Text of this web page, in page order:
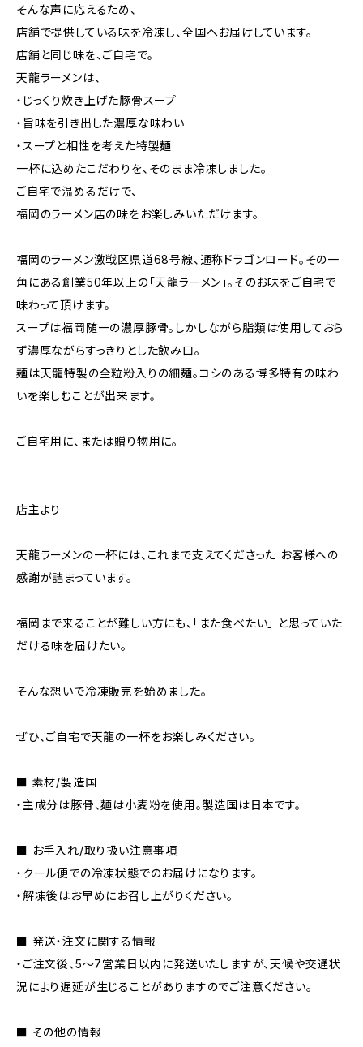
そんな声に応えるため、
店舗で提供している味を冷凍し、全国へお届けしています。
店舗と同じ味を、ご自宅で。
天龍ラーメンは、
・じっくり炊き上げた豚骨スープ
・旨味を引き出した濃厚な味わい
・スープと相性を考えた特製麺
一杯に込めたこだわりを、そのまま冷凍しました。
ご自宅で温めるだけで、
福岡のラーメン店の味をお楽しみいただけます。
福岡のラーメン激戦区県道68号線、通称ドラゴンロード。その一
角にある創業50年以上の「天龍ラーメン」。そのお味をご自宅で
味わって頂けます。
スープは福岡随一の濃厚豚骨。しかしながら脂類は使用しておら
ず濃厚ながらすっきりとした飲み口。
麺は天龍特製の全粒粉入りの細麺。コシのある博多特有の味わ
いを楽しむことが出来ます。
ご自宅用に、または贈り物用に。
店主より
天龍ラーメンの一杯には、これまで支えてくださった お客様への
感謝が詰まっています。
福岡まで来ることが難しい方にも、「また食べたい」 と思っていた
だける味を届けたい。
そんな想いで冷凍販売を始めました。
ぜひ、ご自宅で天龍の一杯をお楽しみください。
■ 素材/製造国
・主成分は豚骨、麺は小麦粉を使用。製造国は日本です。
■ お手入れ/取り扱い注意事項
・クール便での冷凍状態でのお届けになります。
・解凍後はお早めにお召し上がりください。
■ 発送・注文に関する情報
・ご注文後、5〜7営業日以内に発送いたしますが、天候や交通状
況により遅延が生じることがありますのでご注意ください。
■ その他の情報